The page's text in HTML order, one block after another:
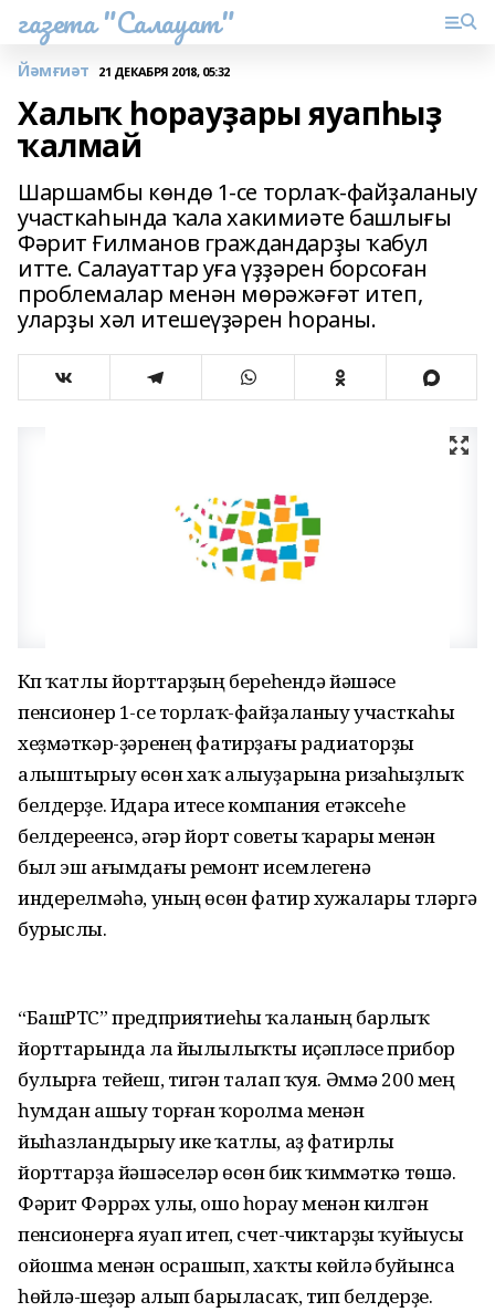
газета "Салауат"
Йәмғиәт 21 ДЕКАБРЯ 2018, 05:32
Халыҡ һорауҙары яуапһыҙ
ҡалмай
Шаршамбы көндө 1-се торлаҡ-файҙаланыу
участкаһында ҡала хакимиәте башлығы
Фәрит Ғилманов граждандарҙы ҡабул
итте. Салауаттар уға үҙҙәрен борсоған
проблемалар менән мөрәжәғәт итеп,
уларҙы хәл итешеүҙәрен һораны.
Күп ҡатлы йорттарҙың береһендә йәшәүсе
пенсионер 1-се торлаҡ-файҙаланыу участкаһы
хеҙмәткәр-ҙәренең фатирҙағы радиаторҙы
алыштырыу өсөн хаҡ алыуҙарына ризаһыҙлыҡ
белдерҙе. Идара итеүсе компания етәксеһе
белдереүенсә, әгәр йорт советы ҡарары менән
был эш ағымдағы ремонт исемлегенә
индерелмәһә, уның өсөн фатир хужалары түләргә
бурыслы.
“БашРТС” предприятиеһы ҡаланың барлыҡ
йорттарында ла йылылыҡты иҫәпләүсе прибор
булырға тейеш, тигән талап ҡуя. Әммә 200 мең
һумдан ашыу торған ҡоролма менән
йыһазландырыу ике ҡатлы, аҙ фатирлы
йорттарҙа йәшәүселәр өсөн бик ҡиммәткә төшә.
Фәрит Фәррәх улы, ошо һорау менән килгән
пенсионерға яуап итеп, счет-чиктарҙы ҡуйыусы
ойошма менән осрашып, хаҡты көйләү буйынса
һөйлә-шеүҙәр алып барыласаҡ, тип белдерҙе.